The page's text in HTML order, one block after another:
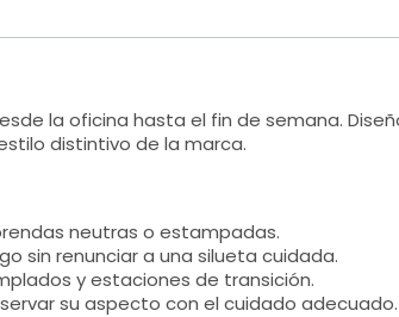
la oficina hasta el fin de semana.
distintivo de la marca.
neutras o estampadas.
sin renunciar a una silueta cuidada.
y estaciones de transición.
su aspecto con el cuidado adecuado.